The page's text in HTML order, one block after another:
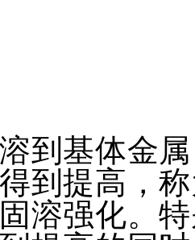
到基体金
到提高，
溶强化。